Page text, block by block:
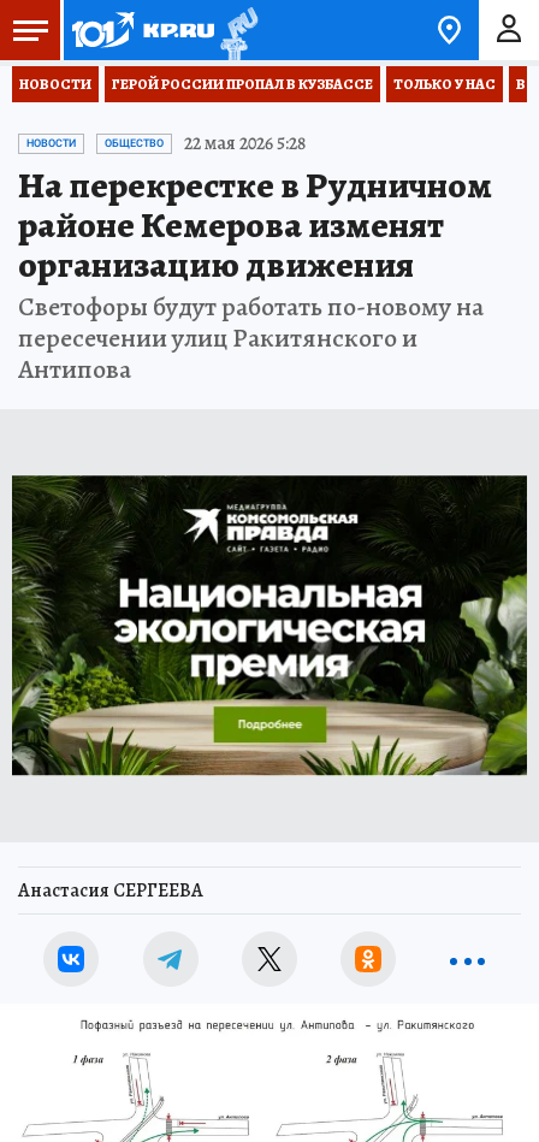
НОВОСТИ ГЕРОЙ РОССИИ ПРОПАЛ В КУЗБАССЕ ТОЛЬКО У НАС
НОВОСТИ ОБЩЕСТВО 22 мая 2026 5:28
На перекрестке в Рудничном
районе Кемерова изменят
организацию движения
Светофоры будут работать по-новому на
пересечении улиц Ракитянского и
Антипова
Анастасия СЕРГЕЕВА